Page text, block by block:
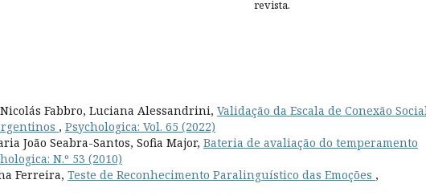
revista.
Fabbro, Luciana Alessandrini, Validação da Escala de Conexão
, Psychologica: Vol. 65 (2022)
João Seabra-Santos, Sofia Major, Bateria de avaliação do temperamento
N.º 53 (2010)
Ferreira, Teste de Reconhecimento Paralinguístico das Emoções ,